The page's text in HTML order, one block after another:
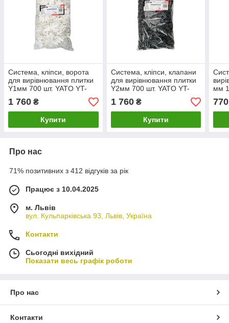
Система, кліпси, ворота
для вирівнювання плитки
Y1мм 700 шт. YATO YT-
36934
1 760 ₴
Купити
Система, кліпси, клапани
для вирівнювання плитки
Y2мм 700 шт. YATO YT-
36944
1 760₴
Купити
мм
770
Про нас
71% позитивних з 412 відгуків за рік
Працює з 10.04.2025
м. Львів
вул. Кульпарківська 93, Львів, Україна
Контакти
Сьогодні вихідний
Показати весь графік роботи
Про нас
Контакти